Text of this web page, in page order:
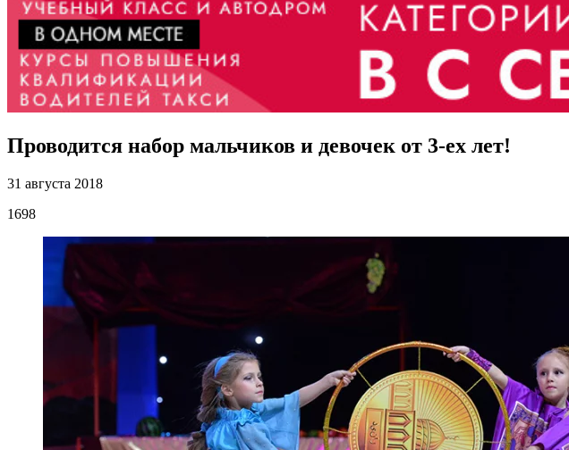
Проводится набор мальчиков и девочек от 3-ех лет!
31 августа 2018
1698